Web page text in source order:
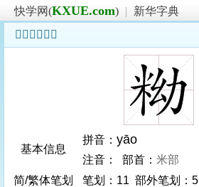
快学网(KXUE.com) |
新华字典
𥹱字基本信息
基本信息
拼音： yāo
注音： 部首： 米部
简/繁体笔划
笔划：11 部外笔划：5